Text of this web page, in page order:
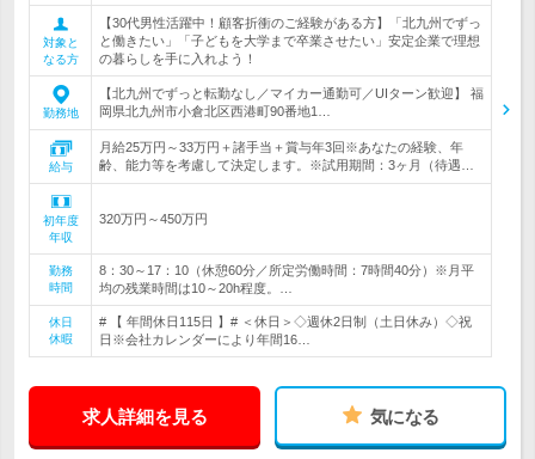
対象と
なる方
【30代男性活躍中！顧客折衝のご経験がある方】「北九州でずっ
と働きたい」「子どもを大学まで卒業させたい」安定企業で理想
の暮らしを手に入れよう！
勤務地
【北九州でずっと転勤なし／マイカー通勤可／UIターン歓迎】 福
岡県北九州市小倉北区西港町90番地1…
給与
月給25万円～33万円＋諸手当＋賞与年3回※あなたの経験、年
齢、能力等を考慮して決定します。※試用期間：3ヶ月（待遇…
初年度
年収
320万円～450万円
勤務
時間
8：30～17：10（休憩60分／所定労働時間：7時間40分）※月平
均の残業時間は10～20h程度。…
休日
休暇
# 【 年間休日115日 】# ＜休日＞◇週休2日制（土日休み）◇祝
日※会社カレンダーにより年間16…
求人詳細を見る 気になる